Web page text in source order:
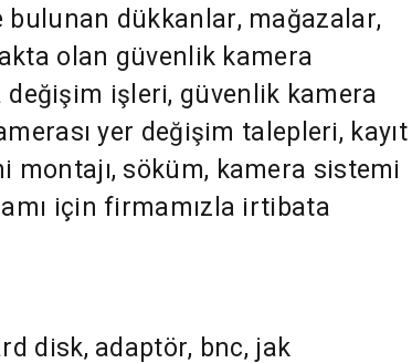
bulunan dükkanlar, mağazalar,
olan güvenlik kamera
işleri, güvenlik kamera
yer değişim talepleri, kayıt
söküm, kamera sistemi
için firmamızla irtibata
disk, adaptör, bnc, jak